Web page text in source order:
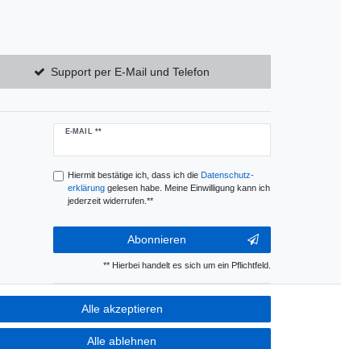
Support per E-Mail und Telefon
E-MAIL **
Newsletter
Hiermit bestätige ich, dass ich die Daten­schutz­
erklärunggelesen habe. Meine Einwilligung kann ich
jederzeit widerrufen.**
Abonnieren
** Hierbei handelt es sich um ein Pflichtfeld.
Newsletter-
Alle akzeptieren
Alle ablehnen